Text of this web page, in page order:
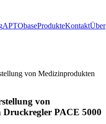
APTObaseProdukteKontaktÜber
von Medizinprodukten
von
PACE 5000